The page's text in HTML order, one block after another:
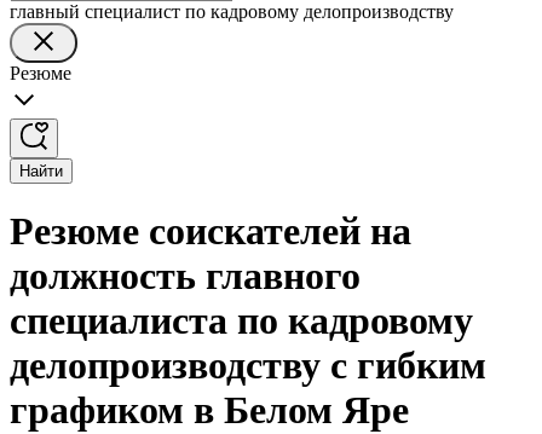
главный специалист по кадровому делопроизводству
Резюме
Найти
Резюме соискателей на
должность главного
специалиста по кадровому
делопроизводству с гибким
графиком в Белом Яре